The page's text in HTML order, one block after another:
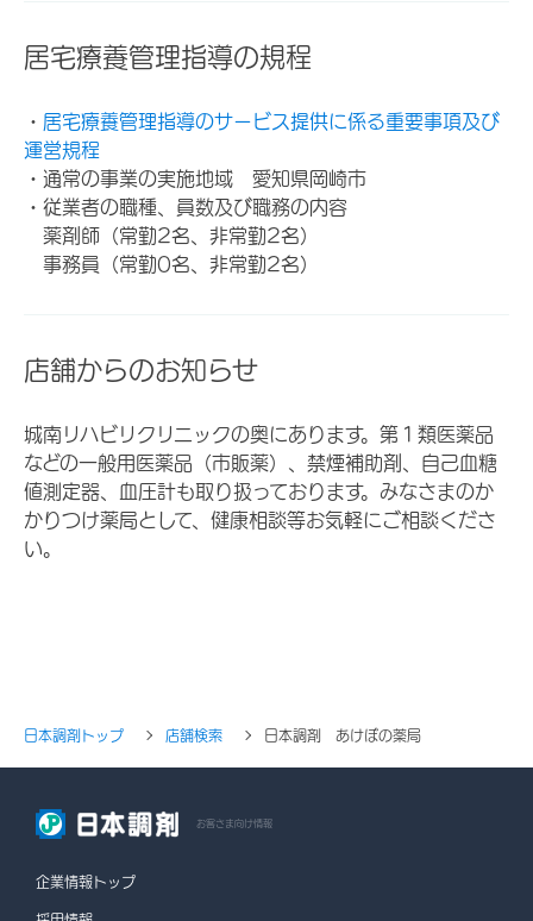
居宅療養管理指導の規程
・ 居宅療養管理指導のサービス提供に係る重要事項及び
運営規程
・通常の事業の実施地域 愛知県岡崎市
・従業者の職種、員数及び職務の内容
薬剤師（常勤2名、非常勤2名）
事務員（常勤0名、非常勤2名）
店舗からのお知らせ
城南リハビリクリニックの奥にあります。第１類医薬品
などの一般用医薬品（市販薬）、禁煙補助剤、自己血糖
値測定器、血圧計も取り扱っております。みなさまのか
かりつけ薬局として、健康相談等お気軽にご相談くださ
い。
日本調剤トップ 店舗検索 日本調剤 あけぼの薬局
お客さま向け情報
企業情報トップ